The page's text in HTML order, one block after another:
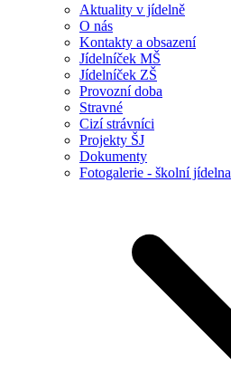
Aktuality v jídelně
O nás
Kontakty a obsazení
Jídelníček MŠ
Jídelníček ZŠ
Provozní doba
Stravné
Cizí strávníci
Projekty ŠJ
Dokumenty
Fotogalerie - školní jídelna